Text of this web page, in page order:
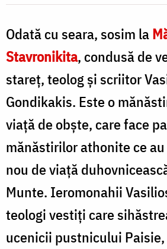
Foto:
Dr
Nicholas
Exadaktylos
Odată cu seara, sosim la
Stavronikita, condusă de
stareţ, teolog şi scriitor
Gondikakis. Este o
viaţă de obşte, care face
mănăstirilor athonite ce
nou de viaţă
Munte. Ieromonahii
teologi vestiţi care
ucenicii pustnicului